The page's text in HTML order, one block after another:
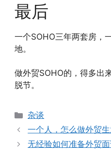
最后
一个SOHO三年两套房，
地。
做外贸SOHO的，得多出
脱节。
分
杂谈
一个人，怎么做外贸生
无经验如何准备外贸面